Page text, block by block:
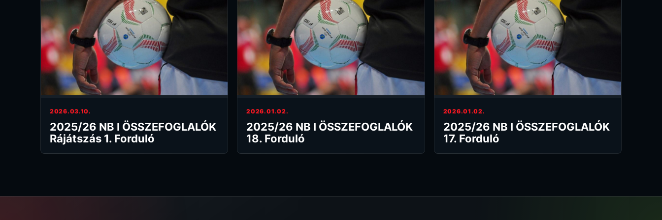
2026.03.10.
2025/26 NB I ÖSSZEFOGLALÓK
Rájátszás 1. Forduló
2026.01.02.
2025/26 NB I ÖSSZEFOGLALÓK
18. Forduló
2026.01.02.
2025/26 NB I ÖSSZEFOGLALÓK
17. Forduló